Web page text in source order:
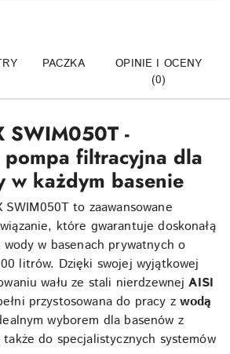
PACZKA
OPINIE I OCENY
(0)
SWIM050T -
filtracyjna dla
w każdym basenie
to zaawansowane
które gwarantuje doskonałą
w basenach prywatnych o
litrów. Dzięki swojej wyjątkowej
wału ze stali nierdzewnejAISI
przystosowana do pracy z wodą
wyborem dla basenów z
do specjalistycznych systemów